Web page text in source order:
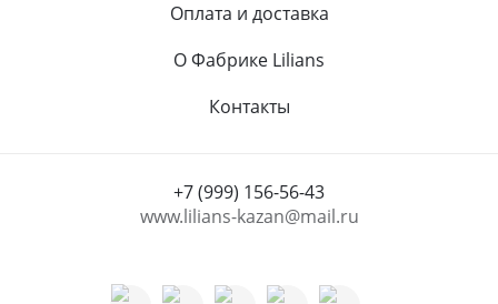
Оплата и доставка
О Фабрике Lilians
Контакты
+7 (999) 156-56-43
www.lilians-kazan@mail.ru